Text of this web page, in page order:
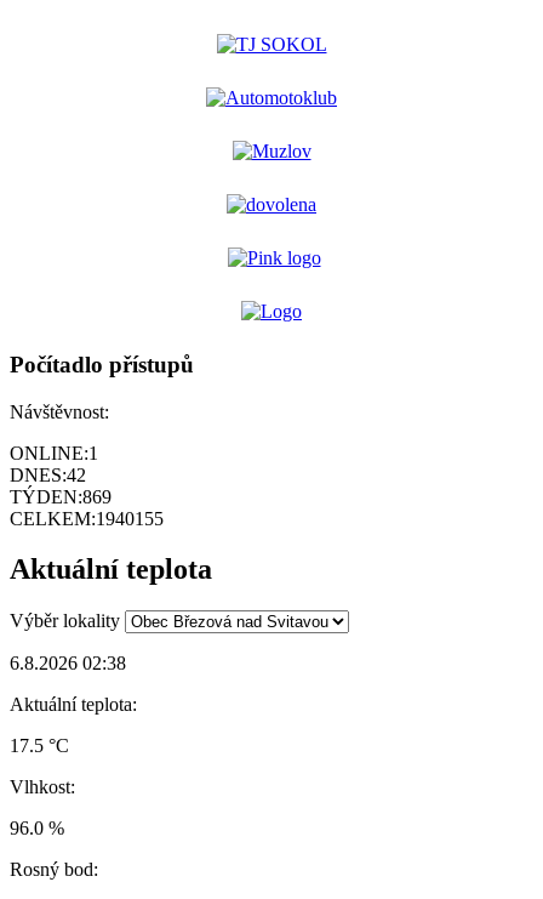
Počítadlo přístupů
Návštěvnost:
ONLINE:1
DNES:42
TÝDEN:869
CELKEM:1940155
Aktuální teplota
Výběr lokality
6.8.2026 02:38
Aktuální teplota:
17.5 °C
Vlhkost:
96.0 %
Rosný bod: